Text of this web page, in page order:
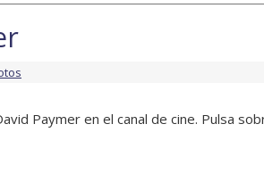
Paymer en el canal de cine. Pulsa